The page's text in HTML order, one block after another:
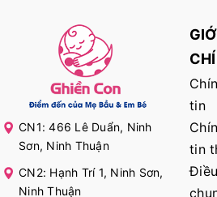
CN1: 466 Lê Duẩn, Ninh
Sơn, Ninh Thuận
CN2: Hạnh Trí 1, Ninh Sơn,
Ninh Thuận
tin
tin